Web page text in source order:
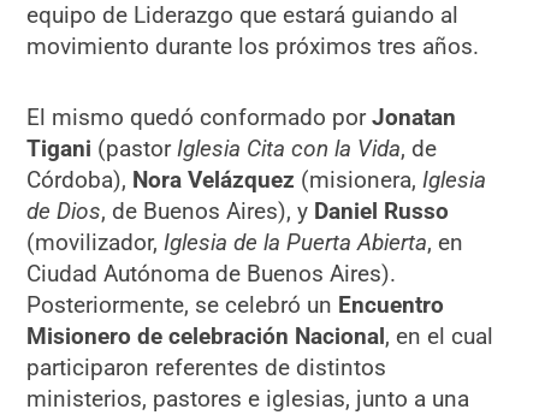
equipo de Liderazgo que estará guiando al
movimiento durante los próximos tres años.
El mismo quedó conformado porJonatan
Tigani (pastorIglesia Cita con la Vida, de
Córdoba), Nora Velázquez (misionera,Iglesia
de Dios, de Buenos Aires), y Daniel Russo
(movilizador,Iglesia de la Puerta Abierta, en
Ciudad Autónoma de Buenos Aires).
Posteriormente, se celebró un Encuentro
Misionero de celebración Nacional, en el cual
participaron referentes de distintos
ministerios, pastores e iglesias, junto a una